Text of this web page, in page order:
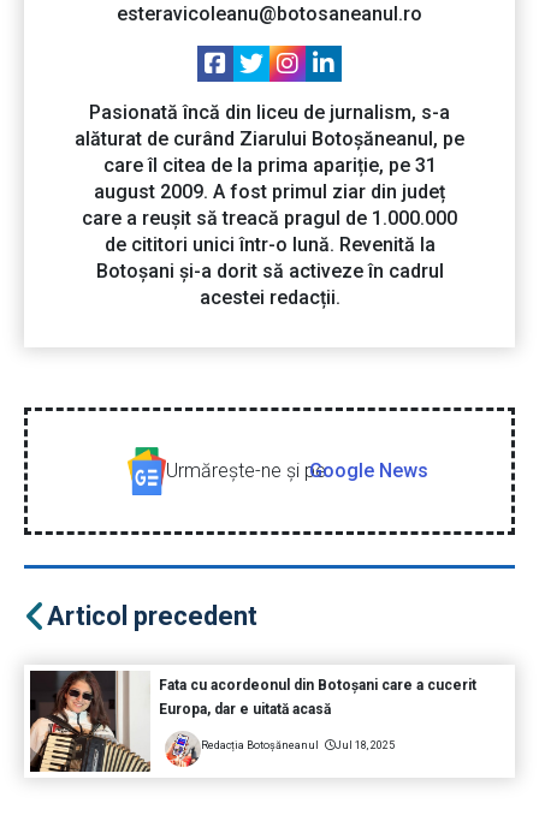
esteravicoleanu@botosaneanul.ro
Pasionată încă din liceu de jurnalism, s-a
alăturat de curând Ziarului Botoșăneanul, pe
care îl citea de la prima apariție, pe 31
august 2009. A fost primul ziar din județ
care a reușit să treacă pragul de 1.000.000
de cititori unici într-o lună. Revenită la
Botoșani și-a dorit să activeze în cadrul
acestei redacții.
Urmăreşte-ne şi peGoogle News
Articol precedent
Fata cu acordeonul din Botoșani care a cucerit
Europa, dar e uitată acasă
Redacția Botoșăneanul Jul 18, 2025